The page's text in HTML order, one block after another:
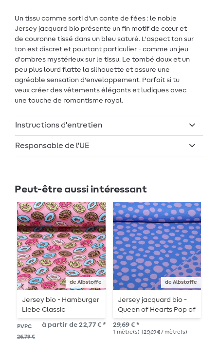
Un tissu comme sorti d'un conte de fées : le noble
Jersey jacquard bio présente un fin motif de cœur et
de couronne tissé dans un bleu saturé. L'aspect ton sur
ton est discret et pourtant particulier - comme un jeu
d'ombres mystérieux sur le tissu. Le tombé doux et un
peu plus lourd flatte la silhouette et assure une
agréable sensation d'enveloppement. Parfait si tu
veux créer des vêtements élégants et ludiques avec
une touche de romantisme royal.
Instructions d'entretien
Responsable de l'UE
Peut-être aussi intéressant
de Albstoffe
Jersey bio - Hamburger
Liebe Classic
Collection Donuts Rosa
PVPC
26,79 €
à partir de 22,77 € *
de Albstoffe
Jersey jacquard bio -
Queen of Hearts Pop of
Love Doubleface Bleu
29,69 € *
1 mètre(s) | 29,69 € / mètre(s)